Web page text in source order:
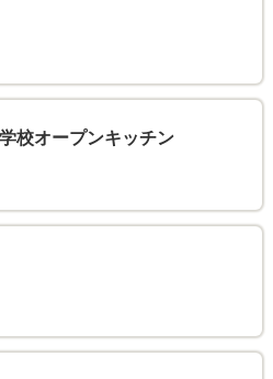
校オープンキッチン